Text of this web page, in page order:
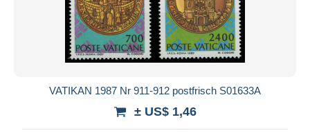
VATIKAN 1987 Nr 911-912 postfrisch S01633A
± US$ 1,46